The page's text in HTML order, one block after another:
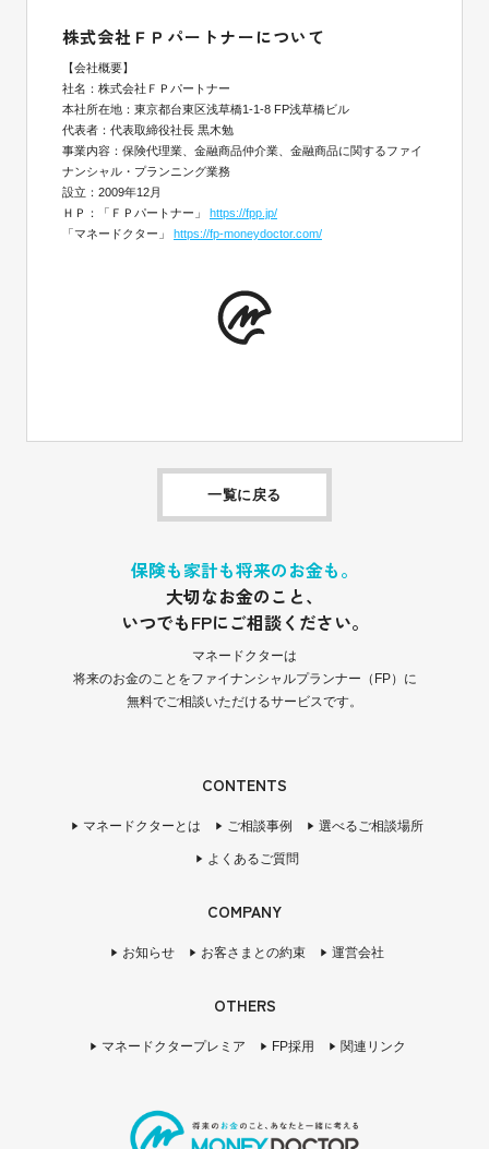
株式会社ＦＰパートナーについて
【会社概要】
社名：株式会社ＦＰパートナー
本社所在地：東京都台東区浅草橋1-1-8 FP浅草橋ビル
代表者：代表取締役社長 黒木勉
事業内容：保険代理業、金融商品仲介業、金融商品に関するファイ
ナンシャル・プランニング業務
設立：2009年12月
ＨＰ：「ＦＰパートナー」 https://fpp.jp/
「マネードクター」 https://fp-moneydoctor.com/
一覧に戻る
保険も家計も将来のお金も。
大切なお金のこと、
いつでもFPにご相談ください。
マネードクターは
将来のお金のことをファイナンシャルプランナー（FP）に
無料でご相談いただけるサービスです。
CONTENTS
マネードクターとは ご相談事例 選べるご相談場所
よくあるご質問
COMPANY
お知らせ お客さまとの約束 運営会社
OTHERS
マネードクタープレミア FP採用 関連リンク